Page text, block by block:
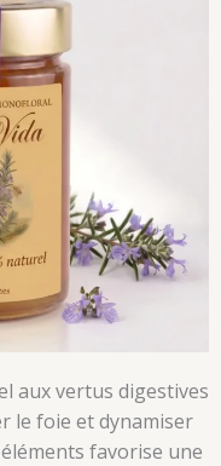
aux vertus digestives
le foie et dynamiser
favorise une